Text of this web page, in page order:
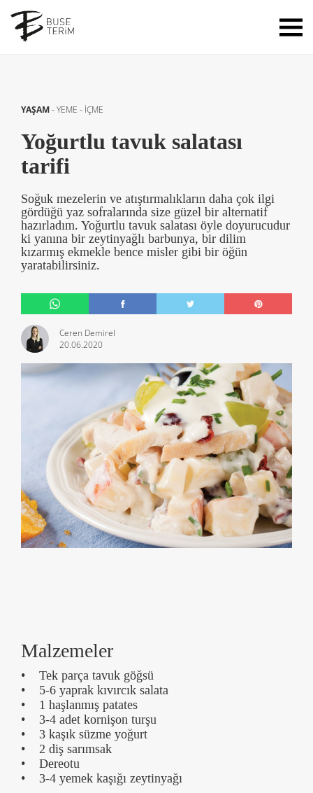
YAŞAM-YEME - İÇME
Yoğurtlu tavuk salatası
tarifi
Soğuk mezelerin ve atıştırmalıkların daha çok ilgi
gördüğü yaz sofralarında size güzel bir alternatif
hazırladım. Yoğurtlu tavuk salatası öyle doyurucudur
ki yanına bir zeytinyağlı barbunya, bir dilim
kızarmış ekmekle bence misler gibi bir öğün
yaratabilirsiniz.
Ceren Demirel
20.06.2020
Malzemeler
• Tek parça tavuk göğsü
• 5-6 yaprak kıvırcık salata
• 1 haşlanmış patates
• 3-4 adet kornişon turşu
• 3 kaşık süzme yoğurt
• 2 diş sarımsak
• Dereotu
• 3-4 yemek kaşığı zeytinyağı